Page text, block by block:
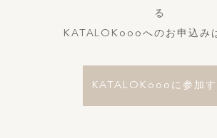
る
KATALOKoooへのお申込み
KATALOKoooに参加す